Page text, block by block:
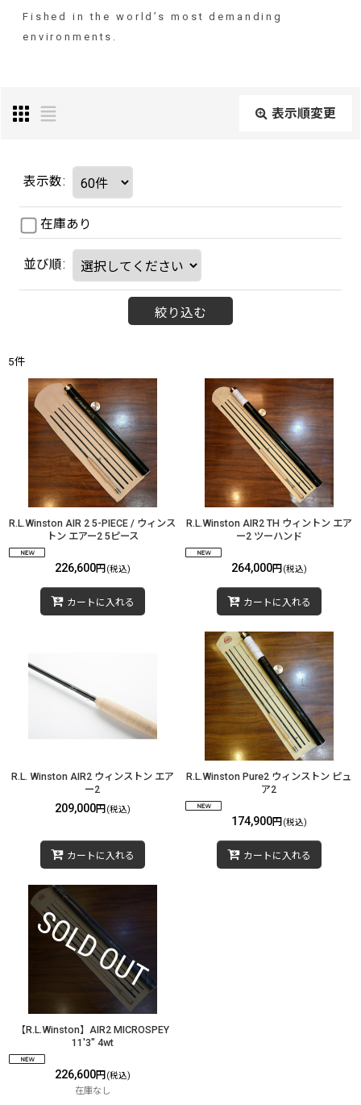
Fished in the world’s most demanding
environments.
表示順変更
表示数:
在庫あり
並び順:
絞り込む
5件
R.L.Winston AIR 2 5-PIECE / ウィンス
トン エアー2 5ピース
226,600円 (税込)
カートに入れる
R.L.Winston AIR2 TH ウィントン エア
ー2 ツーハンド
264,000円 (税込)
カートに入れる
R.L. Winston AIR2 ウィンストン エア
ー2
209,000円 (税込)
カートに入れる
R.L.Winston Pure2 ウィンストン ピュ
ア2
174,900円 (税込)
カートに入れる
【R.L.Winston】AIR2 MICROSPEY
11'3" 4wt
226,600円 (税込)
在庫なし